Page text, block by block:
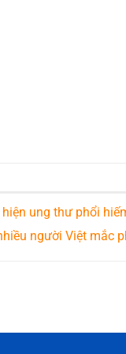
ung thư phổi
người Việt mắc